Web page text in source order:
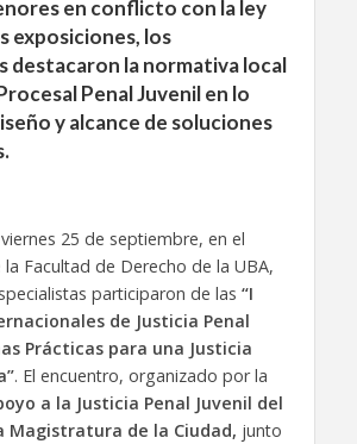
en conflicto con la ley
exposiciones, los
destacaron la normativa local
Penal Juvenil en lo
y alcance de soluciones
25 de septiembre, en el
Facultad de Derecho de la UBA,
participaron de las “I
de Justicia Penal
Prácticas para una Justicia
. El encuentro, organizado por la
a la Justicia Penal Juvenil del
Magistratura de la Ciudad, junto